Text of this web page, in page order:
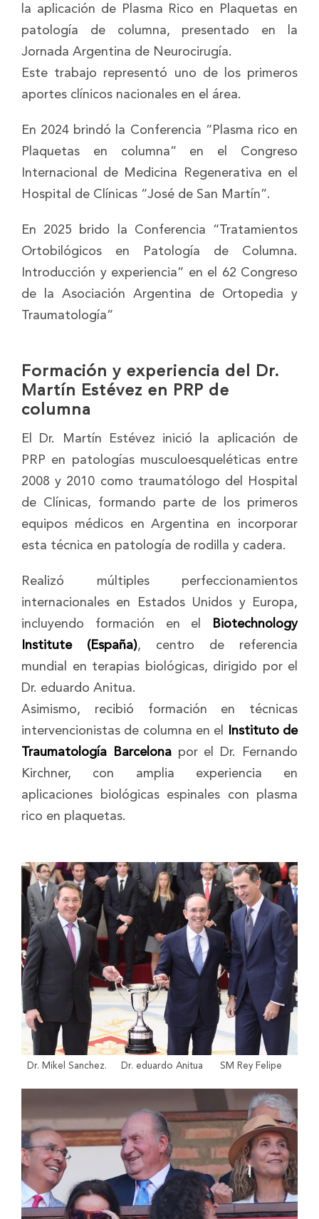
la aplicación de Plasma Rico en Plaquetas en
patología de columna, presentado en la
Jornada Argentina de Neurocirugía.
Este trabajo representó uno de los primeros
aportes clínicos nacionales en el área.
En 2024 brindó la Conferencia “Plasma rico en
Plaquetas en columna” en el Congreso
Internacional de Medicina Regenerativa en el
Hospital de Clínicas “José de San Martín”.
En 2025 brido la Conferencia “Tratamientos
Ortobilógicos en Patología de Columna.
Introducción y experiencia” en el 62 Congreso
de la Asociación Argentina de Ortopedia y
Traumatología”
Formación y experiencia del Dr.
Martín Estévez en PRP de
columna
El Dr. Martín Estévez inició la aplicación de
PRP en patologías musculoesqueléticas entre
2008 y 2010 como traumatólogo del Hospital
de Clínicas, formando parte de los primeros
equipos médicos en Argentina en incorporar
esta técnica en patología de rodilla y cadera.
Realizó múltiples perfeccionamientos
internacionales en Estados Unidos y Europa,
incluyendo formación en el
Biotechnology
Institute (España), centro de referencia
mundial en terapias biológicas, dirigido por el
Dr. eduardo Anitua.
Asimismo, recibió formación en técnicas
intervencionistas de columna en el Instituto de
Traumatología Barcelonapor el Dr. Fernando
Kirchner, con amplia experiencia en
aplicaciones biológicas espinales con plasma
rico en plaquetas.
Dr. Mikel Sanchez. Dr. eduardo Anitua SM Rey Felipe